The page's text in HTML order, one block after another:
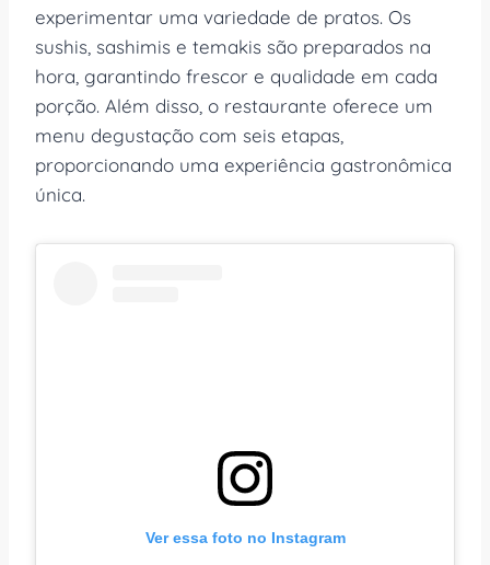
experimentar uma variedade de pratos. Os
sushis, sashimis e temakis são preparados na
hora, garantindo frescor e qualidade em cada
porção. Além disso, o restaurante oferece um
menu degustação com seis etapas,
proporcionando uma experiência gastronômica
única.
Ver essa foto no Instagram